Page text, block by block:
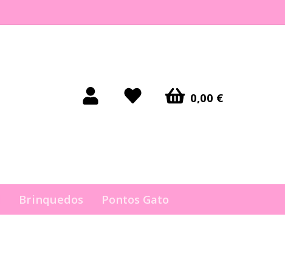
0,00 €
Brinquedos Pontos Gato